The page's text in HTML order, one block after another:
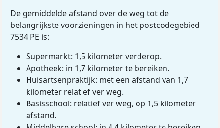
De gemiddelde afstand over de weg tot de
belangrijkste voorzieningen in het postcodegebied
7534 PE is:
Supermarkt: 1,5 kilometer verderop.
Apotheek: in 1,7 kilometer te bereiken.
Huisartsenpraktijk: met een afstand van 1,7
kilometer relatief ver weg.
Basisschool: relatief ver weg, op 1,5 kilometer
afstand.